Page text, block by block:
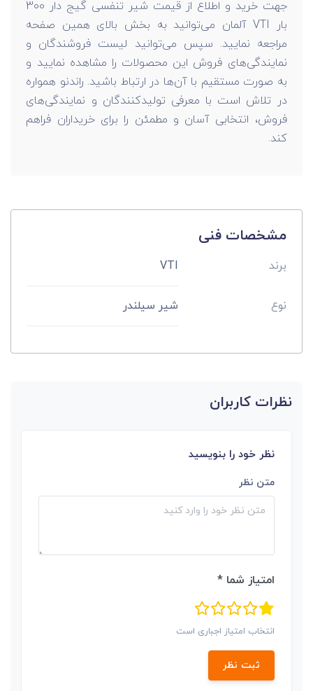
جهت خرید و اطلاع از قیمت شیر تنفسی گیج دار 300
بار VTI آلمان می‌توانید به بخش بالای همین صفحه
مراجعه نمایید. سپس می‌توانید لیست فروشندگان و
نمایندگی‌های فروش این محصولات را مشاهده نمایید و
به صورت مستقیم با آن‌ها در ارتباط باشید. راندنو همواره
در تلاش است با معرفی تولیدکنندگان و نمایندگی‌های
فروش، انتخابی آسان و مطمئن را برای خریداران فراهم
کند.
مشخصات فنی
برند VTI
نوع شیر سیلندر
نظرات کاربران
نظر خود را بنویسید
متن نظر
امتیاز شما *
انتخاب امتیاز اجباری است
ثبت نظر